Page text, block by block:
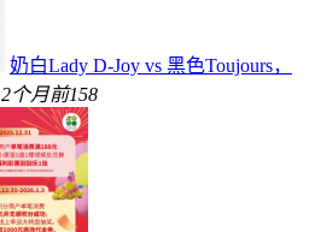
奶白Lady D-Joy vs 黑色Toujours，
2个月前158